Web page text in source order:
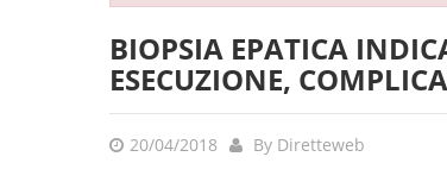
BIOPSIA EPATICA
ESECUZIONE,
20/04/2018 By Diretteweb